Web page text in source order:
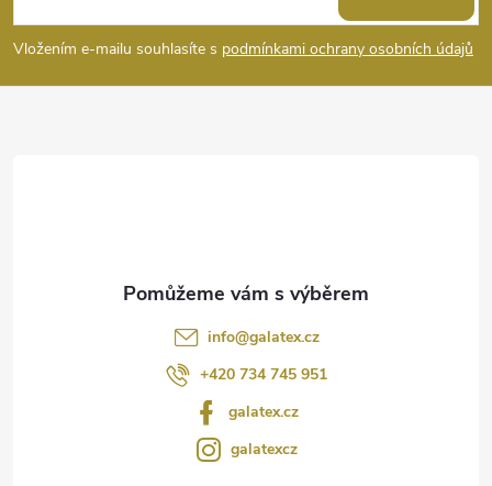
p
a
Vložením e-mailu souhlasíte s podmínkami ochrany osobních údajů
info@galatex.cz
+420 734 745 951
galatex.cz
galatexcz